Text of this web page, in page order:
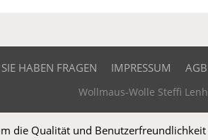
SIE HABEN FRAGEN IMPRESSUM AGB
Wollmaus-Wolle Steffi
die Qualität und